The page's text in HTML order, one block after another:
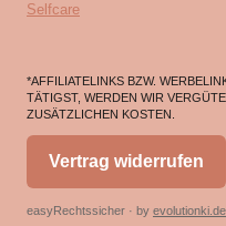
Selfcare
*AFFILIATELINKS BZW.
TÄTIGST, WERDEN WIR
ZUSÄTZLICHEN KOSTEN.
Vertrag widerrufen
easyRechtssicher · by evolutionki.de